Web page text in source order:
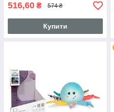
516,60 ₴ 574 ₴
Купити